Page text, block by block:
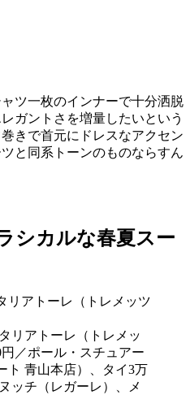
ツ一枚のインナーで十分洒脱
ガントさを増量したいという
きで首元にドレスなアクセン
と同系トーンのものならすん
シカルな春夏スー
リアトーレ（トレメッ
／ポール・スチュアー
ト 青山本店）、タイ3万
ッチ（レガーレ）、メ